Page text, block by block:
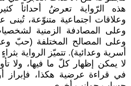
هذه الرّواية تعرضُ أحداثاً
وعلاقات اجتماعية متنوّعة، تُبنى
وعلى المصادفة الزمنية
وعلى المصالح المختلفة (حبّ
أسرية وعدائية). تتميّز الرواية
لا يمكن إظهار كلّ ما فيها، ولا
في قراءة عرضية هكذا، فإبراز